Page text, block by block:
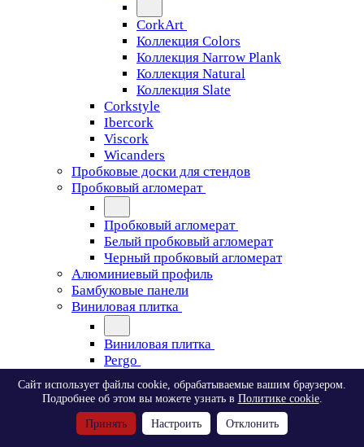
CorkArt
Коллекция Colors
Коллекция Narrow Plank
Коллекция Natural
Коллекция Slate
Corkstyle
Ibercork
Viscork
Wicanders
Пробковые доски для стендов
Пробковый агломерат
Пробковый агломерат
Белый пробковый агломерат
Черный пробковый агломерат
Алюминиевый профиль
Бамбуковые панели
Виниловая плитка
Виниловая плитка
Pergo
Pergo
Classic Plank Optimum Glue
Modern Plank Optimum Glue
Сайт использует файлы cookie, обрабатываемые вашим браузером.
Подробнее об этом вы можете узнать в Политике cookie.
Принять Настроить Отклонить